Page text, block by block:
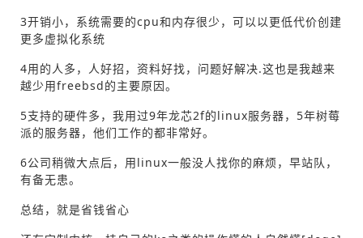
3开销小，系统需要的cpu和内存很少，可以以更低代价创建
更多虚拟化系统
4用的人多，人好招，资料好找，问题好解决.这也是我越来
越少用freebsd的主要原因。
5支持的硬件多，我用过9年龙芯2f的linux服务器，5年树莓
派的服务器，他们工作的都非常好。
6公司稍微大点后，用linux一般没人找你的麻烦，早站队，
有备无患。
总结，就是省钱省心